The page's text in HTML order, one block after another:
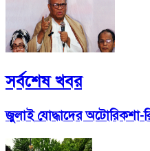
সর্বশেষ খবর
জুলাই যোদ্ধাদের অটোরিকশা-